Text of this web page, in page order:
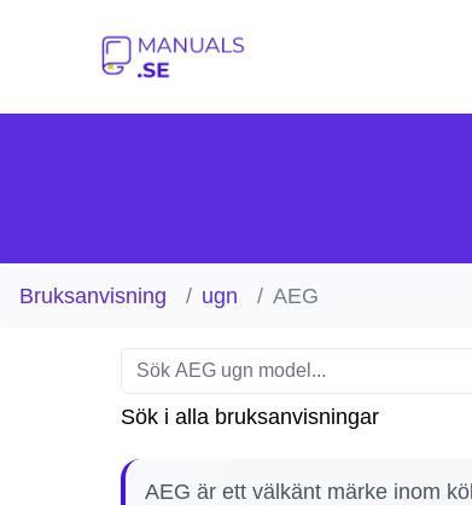
Bruksanvisning ugn AEG
Sök i alla bruksanvisningar
AEG är ett välkänt märke inom